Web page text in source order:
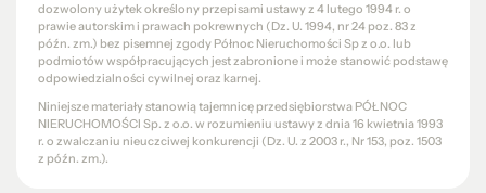
dozwolony użytek określony przepisami ustawy z 4 lutego 1994 r. o
prawie autorskim i prawach pokrewnych (Dz. U. 1994, nr 24 poz. 83 z
późn. zm.) bez pisemnej zgody Północ Nieruchomości Sp z o.o. lub
podmiotów współpracujących jest zabronione i może stanowić podstawę
odpowiedzialności cywilnej oraz karnej.
Niniejsze materiały stanowią tajemnicę przedsiębiorstwa PÓŁNOC
NIERUCHOMOŚCI Sp. z o.o. w rozumieniu ustawy z dnia 16 kwietnia 1993
r. o zwalczaniu nieuczciwej konkurencji (Dz. U. z 2003 r., Nr 153, poz. 1503
z późn. zm.).